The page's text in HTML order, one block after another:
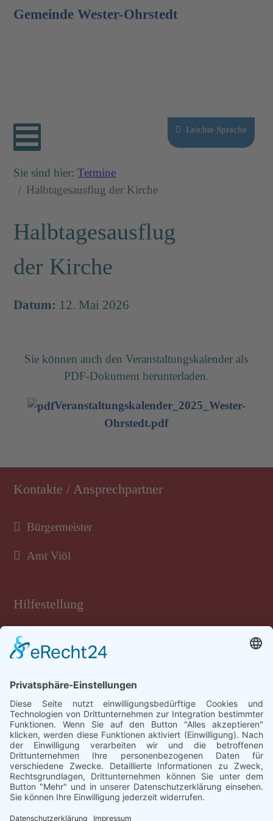
Gemeinde Wester-Ohrstedt
Sprache auswählen
Leichte Sprache
Sie sind hier:Termine
Halbtagesausflug der Kirche
Halbtagesausflug
der Kirche
Datum: 12. Mai 2026
Sie können auch den Veranstaltungskalender als
PDF-Dokument herunterladen.
Veranstaltungskalender_2025_Wester-
Ohrstedt.pdf
Kontakte / Ansprechpartner
Bürgermeister
Amt Viöl
Hilfestellung
Tastatur-Hilfen
Rechtliches
Impressum
Datenschutz
Barrierefreiheit